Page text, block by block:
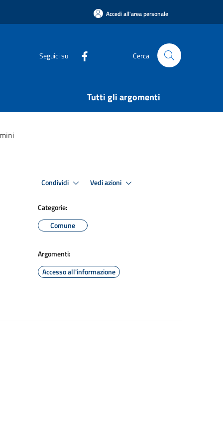
Accedi all'area personale
Seguici su Cerca
Tutti gli argomenti
Condividi Vedi azioni
Categorie:
Comune
Argomenti:
Accesso all'informazione